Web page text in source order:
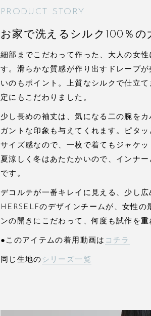
PRODUCT STORY
お家で洗えるシルク100％の
細部までこだわって作った、大人の女
す。滑らかな質感が作り出すドレープ
いのもポイント。上質なシルクで仕立
定にもこだわりました。
少し長めの袖丈は、気になる二の腕を
ガントな印象も与えてくれます。ピタ
サイズ感なので、一枚で着てもジャケ
夏涼しく冬はあたたかいので、インナ
です。
デコルテが一番キレイに見える、少し
HERSELFのデザインチームが、女性の
ンの開きにこだわって、何度も試作を重
●このアイテムの着用動画は コチラ
同じ生地の シリーズ一覧